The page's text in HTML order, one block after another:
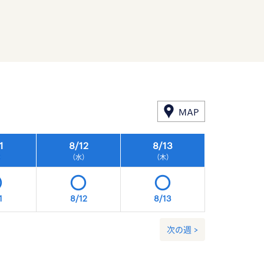
MAP
8/12
（水）
8/13
（木）
8/12 8/13
次の週 >